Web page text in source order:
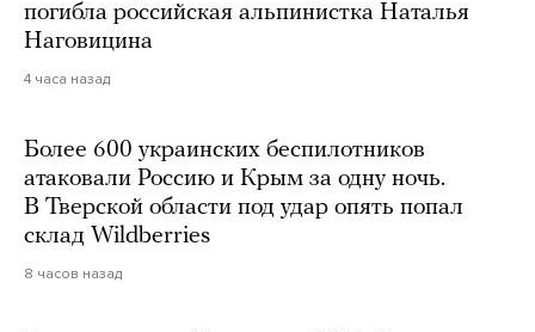
погибла российская альпинистка Наталья
Наговицина
4 часа назад
Более 600 украинских беспилотников
атаковали Россию и Крым за одну ночь.
В Тверской области под удар опять попал
склад Wildberries
8 часов назад